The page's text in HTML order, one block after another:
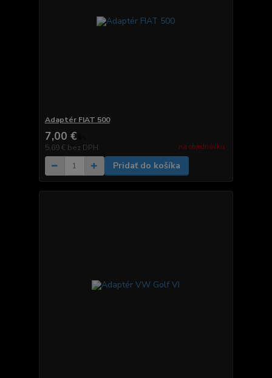
Adaptér FIAT 500
7,00 €
5,69 € bez DPH na objednávku
Pridať do košíka